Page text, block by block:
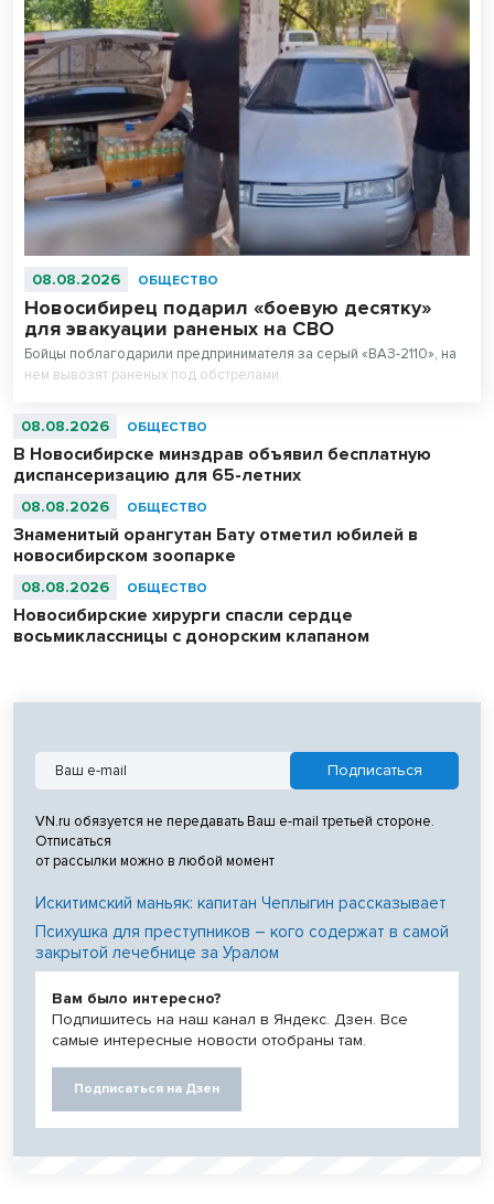
08.08.2026 ОБЩЕСТВО
Новосибирец подарил «боевую десятку»
для эвакуации раненых на СВО
Бойцы поблагодарили предпринимателя за серый «ВАЗ-2110», на
нем вывозят раненых под обстрелами.
08.08.2026 ОБЩЕСТВО
В Новосибирске минздрав объявил бесплатную
диспансеризацию для 65-летних
08.08.2026 ОБЩЕСТВО
Знаменитый орангутан Бату отметил юбилей в
новосибирском зоопарке
08.08.2026 ОБЩЕСТВО
Новосибирские хирурги спасли сердце
восьмиклассницы с донорским клапаном
VN.ru обязуется не передавать Ваш e-mail третьей стороне.
Отписаться
от рассылки можно в любой момент
Искитимский маньяк: капитан Чеплыгин рассказывает
Психушка для преступников – кого содержат в самой
закрытой лечебнице за Уралом
Вам было интересно?
Подпишитесь на наш канал в Яндекс. Дзен. Все
самые интересные новости отобраны там.
Подписаться на Дзен